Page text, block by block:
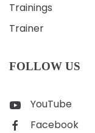
Trainings
Trainer
FOLLOW US
YouTube
Facebook